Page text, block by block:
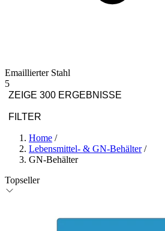
Emaillierter Stahl
5
ZEIGE 300 ERGEBNISSE
FILTER
Home /
Lebensmittel- & GN-Behälter/
GN-Behälter
Topseller